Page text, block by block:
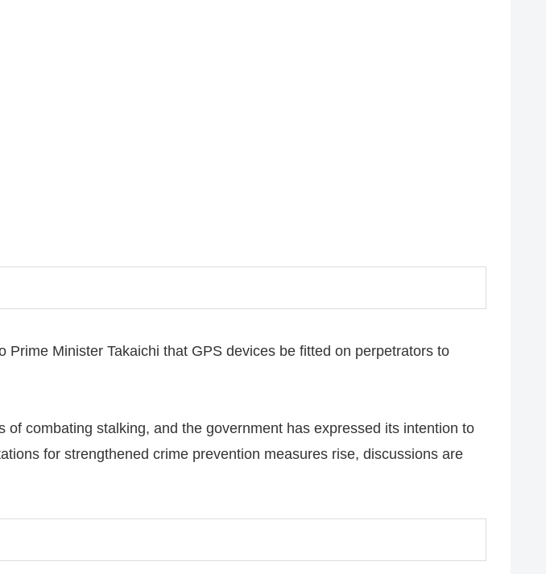
Minister Takaichi that GPS devices be fitted on perpetrators to
combating stalking, and the government has expressed its intention to
for strengthened crime prevention measures rise, discussions are